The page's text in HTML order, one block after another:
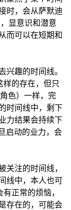
时，会从萨默迪
显意识和潜意
而可以在短期和
兴趣的时间线。
样的存在，但只
色）一样，完
时间线中，剩下
力结果会持续下
启动的业力，会
关注的时间线，
线中，本人也可
正常的烦恼，
存在的，可能会